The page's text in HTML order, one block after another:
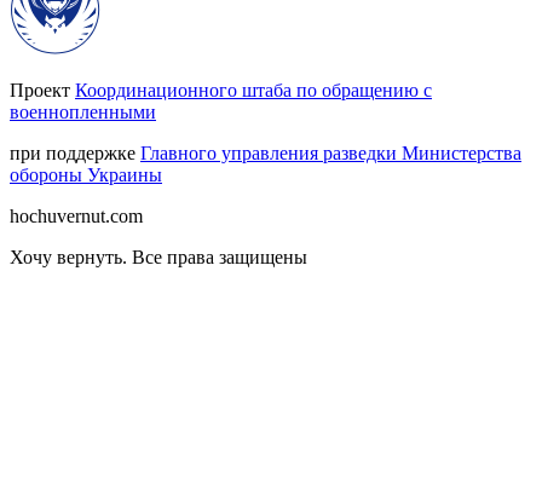
Проект Координационного штаба по обращению с
военнопленными
при поддержке Главного управления разведки Министерства
обороны Украины
hochuvernut.com
Хочу вернуть. Все права защищены